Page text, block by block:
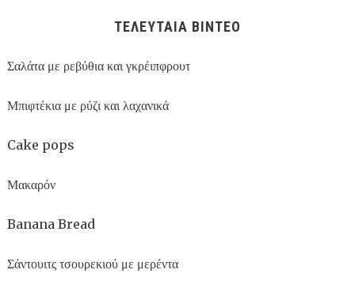
ΤΕΛΕΥΤΑΙΑ ΒΙΝΤΕΟ
Σαλάτα με ρεβύθια και γκρέιπφρουτ
Μπιφτέκια με ρύζι και λαχανικά
Cake pops
Μακαρόν
Banana Bread
Σάντουιτς τσουρεκιού με μερέντα